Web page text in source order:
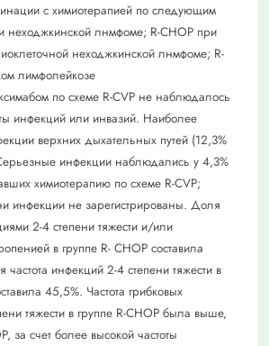
с химиотерапией по следующим
неходжкинской лнмфоме; R-CHOP при
неходжкинской лнмфоме; R-
лимфолейкозе
по схеме R-CVP не наблюдалось
инфекций или инвазий. Наиболее
верхних дыхательных путей (12,3%
инфекции наблюдались у 4,3%
химиотерапию по схеме R-CVP;
инфекции не зарегистрированы. Доля
2-4 степени тяжести и/или
в группе R- СНОР составила
инфекций 2-4 степени тяжести в
45,5%. Частота грибковых
тяжести в группе R-CHOP была выше,
за счет более высокой частоты